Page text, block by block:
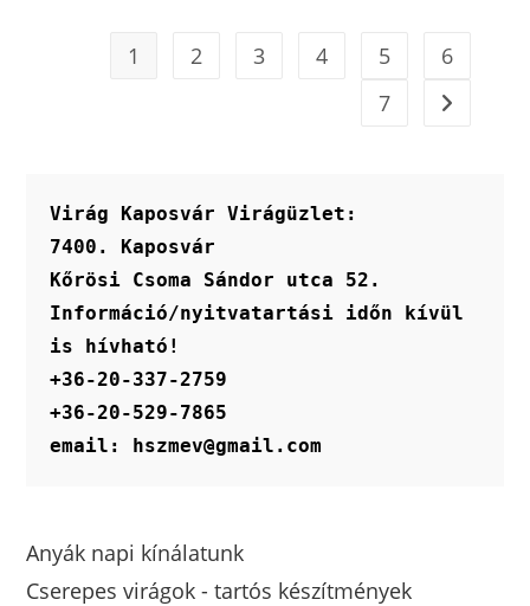
1 2 3 4 5
6
7
Virág Kaposvár Virágüzlet:
7400. Kaposvár
Kőrösi Csoma Sándor utca 52.
Információ/nyitvatartási időn kívül
is hívható!
+36-20-337-2759
+36-20-529-7865
email: hszmev@gmail.com
Anyák napi kínálatunk
Cserepes virágok - tartós készítmények